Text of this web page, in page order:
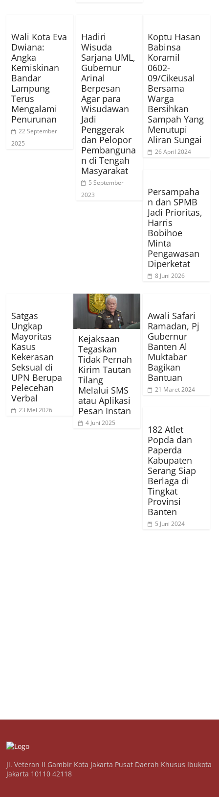
Wali Kota Eva
Dwiana:
Angka
Kemiskinan
Bandar
Lampung
Terus
Mengalami
Penurunan
22 September
2025
Hadiri
Wisuda
Sarjana UML,
Gubernur
Arinal
Berpesan
Agar para
Wisudawan
Jadi
Penggerak
dan Pelopor
Pembanguna
n di Tengah
Masyarakat
5 September
2023
Koptu Hasan
Babinsa
Koramil
0602-
09/Cikeusal
Bersama
Warga
Bersihkan
Sampah Yang
Menutupi
Aliran Sungai
26 April 2024
Persampaha
n dan SPMB
Jadi Prioritas,
Harris
Bobihoe
Minta
Pengawasan
Diperketat
8 Juni 2026
Satgas
Ungkap
Mayoritas
Kasus
Kekerasan
Seksual di
UPN Berupa
Pelecehan
Verbal
23 Mei 2026
Kejaksaan
Tegaskan
Tidak Pernah
Kirim Tautan
Tilang
Melalui SMS
atau Aplikasi
Pesan Instan
4 Juni 2025
Awali Safari
Ramadan, Pj
Gubernur
Banten Al
Muktabar
Bagikan
Bantuan
21 Maret 2024
182 Atlet
Popda dan
Paperda
Kabupaten
Serang Siap
Berlaga di
Tingkat
Provinsi
Banten
5 Juni 2024
Jl. Veteran II Gambir Kota Jakarta Pusat Daerah Khusus Ibukota
Jakarta 10110 42118